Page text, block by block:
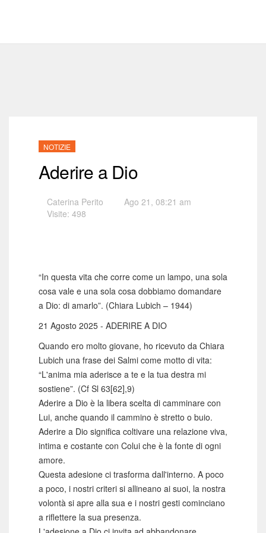
NOTIZIE
Aderire a Dio
Caterina Perito
Ago 21, 08:21 am
Visite: 498
“In questa vita che corre come un lampo, una sola
cosa vale e una sola cosa dobbiamo domandare
a Dio: di amarlo”. (Chiara Lubich – 1944)
21 Agosto 2025 - ADERIRE A DIO
Quando ero molto giovane, ho ricevuto da Chiara
Lubich una frase dei Salmi come motto di vita:
“L'anima mia aderisce a te e la tua destra mi
sostiene”. (Cf Sl 63[62],9)
Aderire a Dio è la libera scelta di camminare con
Lui, anche quando il cammino è stretto o buio.
Aderire a Dio significa coltivare una relazione viva,
intima e costante con Colui che è la fonte di ogni
amore.
Questa adesione ci trasforma dall'interno. A poco
a poco, i nostri criteri si allineano ai suoi, la nostra
volontà si apre alla sua e i nostri gesti cominciano
a riflettere la sua presenza.